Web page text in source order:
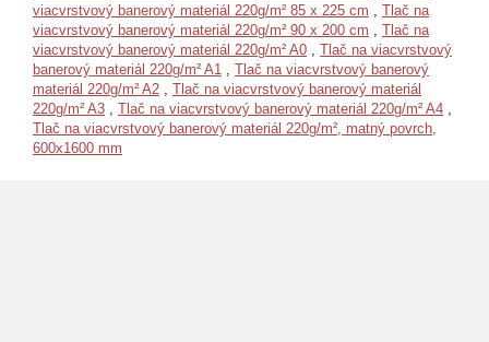
viacvrstvový banerový materiál 220g/m² 85 x 225 cm
Tlač na
viacvrstvový banerový materiál 220g/m² 90 x 200 cm
Tlač na
viacvrstvový banerový materiál 220g/m² A0
Tlač na viacvrstvový
banerový materiál 220g/m² A1
Tlač na viacvrstvový banerový
materiál 220g/m² A2
Tlač na viacvrstvový banerový materiál
220g/m² A3
Tlač na viacvrstvový banerový materiál 220g/m² A4
Tlač na viacvrstvový banerový materiál 220g/m², matný povrch,
600x1600 mm